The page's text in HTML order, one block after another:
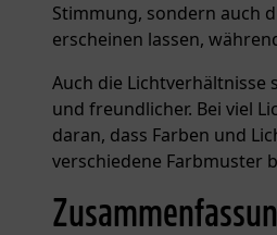
Stimmung, sondern auch
erscheinen lassen,
Auch die
und freundlicher. Bei viel
daran, dass Farben und
verschiedene Farbmuster